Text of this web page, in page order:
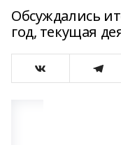
Обсуждались
год, текущая